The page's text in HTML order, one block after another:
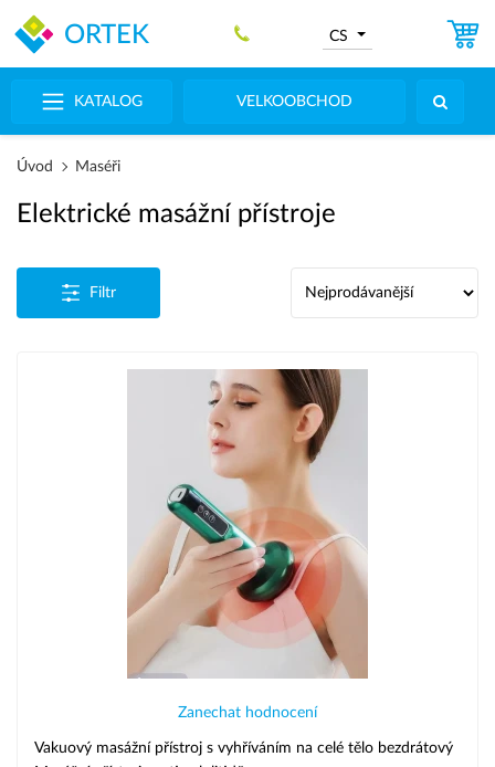
ORTEK
KATALOG VELKOOBCHOD
CS
Úvod Maséři
Elektrické masážní přístroje
Filtr
Zanechat hodnocení
Vakuový masážní přístroj s vyhříváním na celé tělo bezdrátový